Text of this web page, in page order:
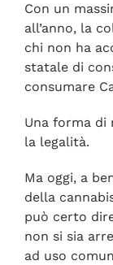
Con un
all’anno, la
chi non ha
statale di
consumare
Una forma di
la legalità.
Ma oggi, a
della
può certo
non si sia
ad uso